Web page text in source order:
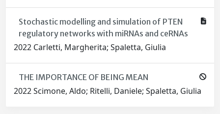
Stochastic modelling and simulation of PTEN
regulatory networks with miRNAs and ceRNAs
2022 Carletti, Margherita; Spaletta, Giulia
THE IMPORTANCE OF BEING MEAN
2022 Scimone, Aldo; Ritelli, Daniele; Spaletta, Giulia